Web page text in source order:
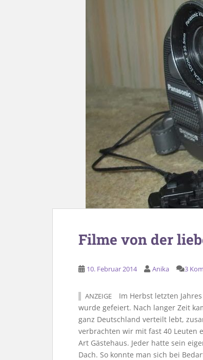
Filme von der
10. Februar 2014 Anika 3
ANZEIGE
Im Herbst letzten
wurde gefeiert. Nach langer Zeit
ganz Deutschland verteilt lebt,
verbrachten wir mit fast 40 Leuten
Art Gästehaus. Jeder hatte sein
Dach. So konnte man sich bei